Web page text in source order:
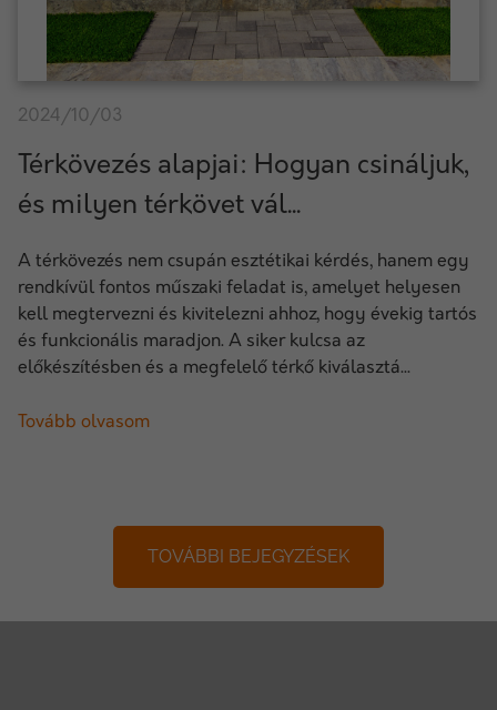
2024/10/03
Térkövezés alapjai: Hogyan csináljuk,
és milyen térkövet vál...
A térkövezés nem csupán esztétikai kérdés, hanem egy
rendkívül fontos műszaki feladat is, amelyet helyesen
kell megtervezni és kivitelezni ahhoz, hogy évekig tartós
és funkcionális maradjon. A siker kulcsa az
előkészítésben és a megfelelő térkő kiválasztá...
Tovább olvasom
TOVÁBBI BEJEGYZÉSEK